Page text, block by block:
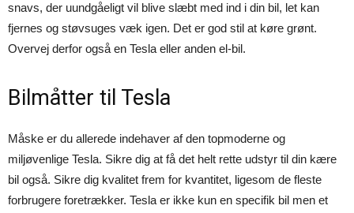
snavs, der uundgåeligt vil blive slæbt med ind i din bil, let kan
fjernes og støvsuges væk igen. Det er god stil at køre grønt.
Overvej derfor også en Tesla eller anden el-bil.
Bilmåtter til Tesla
Måske er du allerede indehaver af den topmoderne og
miljøvenlige Tesla. Sikre dig at få det helt rette udstyr til din kære
bil også. Sikre dig kvalitet frem for kvantitet, ligesom de fleste
forbrugere foretrækker. Tesla er ikke kun en specifik bil men et